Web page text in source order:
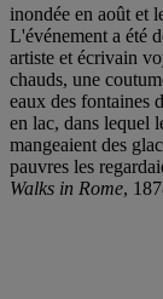
inondée en août et
L'événement a été
artiste et écrivain
chauds, une
eaux des fontaines
en lac, dans lequel
mangeaient des
pauvres les
Walks in Rome,